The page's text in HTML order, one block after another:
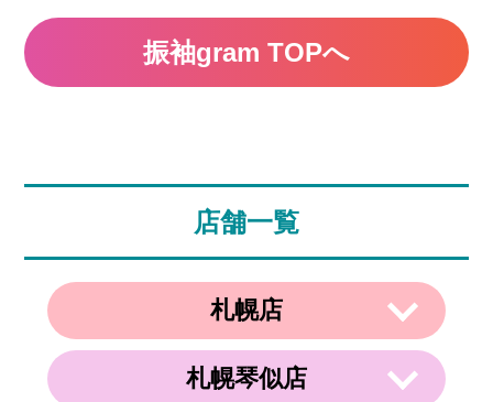
振袖gram TOPへ
店舗一覧
札幌店
〒003-0002
札幌琴似店